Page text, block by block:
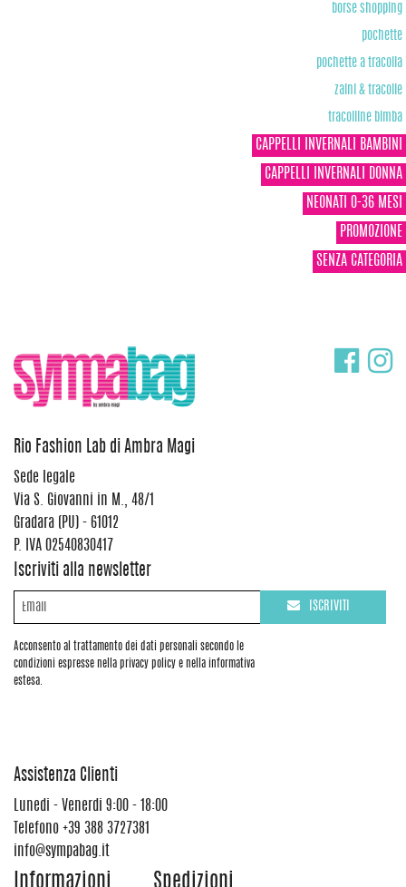
borse shopping
pochette
pochette a tracolla
zaini & tracolle
tracolline bimba
CAPPELLI INVERNALI BAMBINI
CAPPELLI INVERNALI DONNA
NEONATI 0-36 MESI
PROMOZIONE
SENZA CATEGORIA
Rio Fashion Lab di Ambra Magi
Sede legale
Via S. Giovanni in M., 48/1
Gradara (PU) - 61012
P. IVA 02540830417
Iscriviti alla newsletter
Acconsento al trattamento dei dati personali secondo le
condizioni espresse nella privacy policy e nella informativa
estesa.
ISCRIVITI
Assistenza Clienti
Lunedi - Venerdi 9:00 - 18:00
Telefono +39 388 3727381
info@sympabag.it
Informazioni Spedizioni